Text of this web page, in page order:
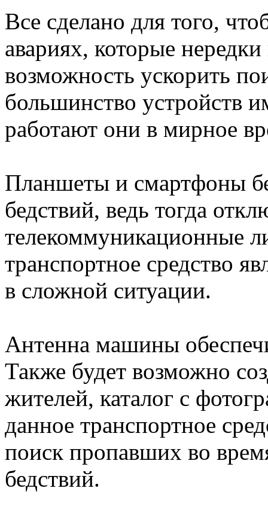
Все сделано для того,
авариях, которые
возможность ускорить
большинство устройств
работают они в мирное
Планшеты и смартфоны
бедствий, ведь тогда
телекоммуникационные
транспортное средство
в сложной ситуации.
Антенна машины
Также будет возможно
жителей, каталог с
данное транспортное
поиск пропавших во
бедствий.